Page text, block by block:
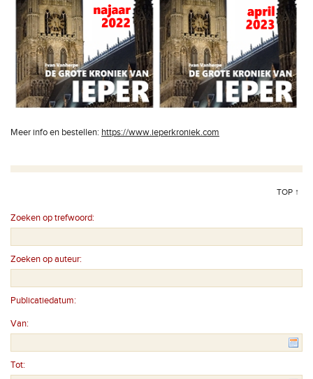
Meer info en bestellen: https://www.ieperkroniek.com
TOP ↑
Zoeken op trefwoord:
Zoeken op auteur:
Publicatiedatum:
Van:
Tot: